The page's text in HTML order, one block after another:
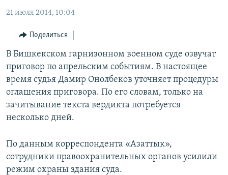
главной
Вернутся
поиску
ТАДЖИКИСТАН
КЫРГЫЗЧА
ЎЗБЕКЧА
ТОҶИКӢ
TÜRKMENÇE
Все сайты РСЕ/РС
21 июля 2014, 10:04
Поделиться
В Бишкекском гарнизонном военном суде озвучат
приговор по апрельским событиям. В настоящее
время судья Дамир Онолбеков уточняет процедуры
оглашения приговора. По его словам, только на
зачитывание текста вердикта потребуется
несколько дней.
По данным корреспондента «Азаттык»,
сотрудники правоохранительных органов усилили
режим охраны здания суда.